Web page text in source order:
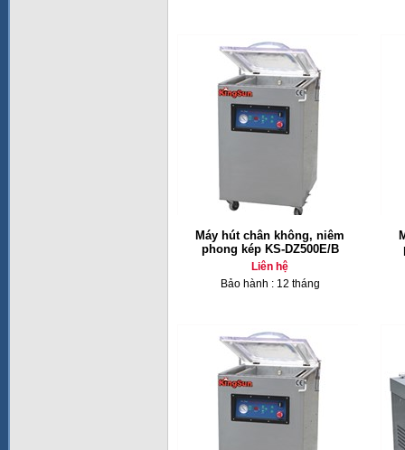
Máy hút chân không, niêm
phong kép KS-DZ500E/B
Liên hệ
Bảo hành : 12 tháng